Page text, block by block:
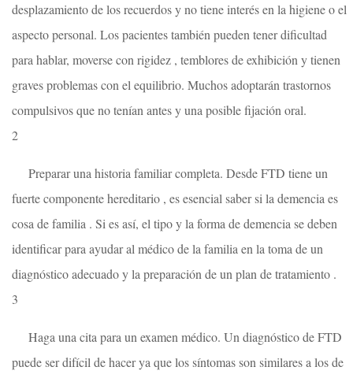
desplazamiento de los recuerdos y no tiene interés en la higiene o el
aspecto personal. Los pacientes también pueden tener dificultad
para hablar, moverse con rigidez , temblores de exhibición y tienen
graves problemas con el equilibrio. Muchos adoptarán trastornos
compulsivos que no tenían antes y una posible fijación oral.
2
Preparar una historia familiar completa. Desde FTD tiene un
fuerte componente hereditario , es esencial saber si la demencia es
cosa de familia . Si es así, el tipo y la forma de demencia se deben
identificar para ayudar al médico de la familia en la toma de un
diagnóstico adecuado y la preparación de un plan de tratamiento .
3
Haga una cita para un examen médico. Un diagnóstico de FTD
puede ser difícil de hacer ya que los síntomas son similares a los de